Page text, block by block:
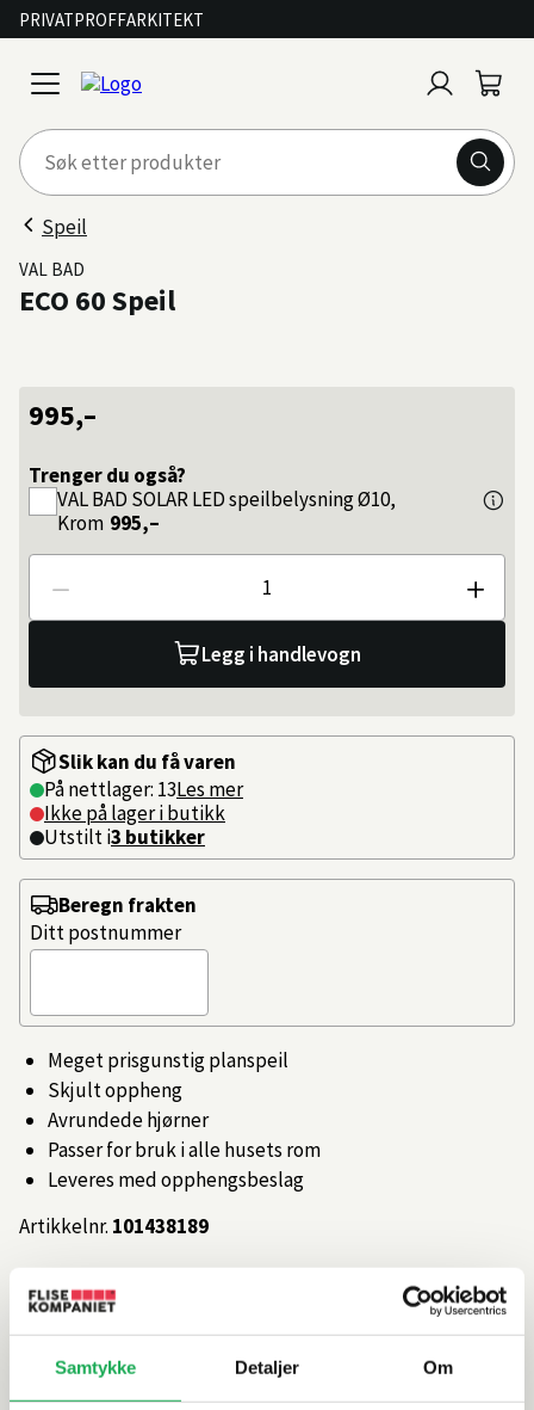
Samtykke Detaljer Om
PRIVATPROFFARKITEKT
open
menu
inn
Speil
VAL BAD
ECO 60 Speil
995,–
Trenger du også?
VAL BAD SOLAR LED speilbelysning Ø10,
Krom 995,–
Antall
Legg i handlevogn
Slik kan du få varen
På nettlager: 13Les mer
Ikke på lager i butikk
Utstilt i3 butikker
Meget prisgunstig planspeil
Skjult oppheng
Avrundede hjørner
Passer for bruk i alle husets rom
Leveres med opphengsbeslag
Artikkelnr. 101438189
Beregn frakten
Ditt postnummer
Produktinformasjon